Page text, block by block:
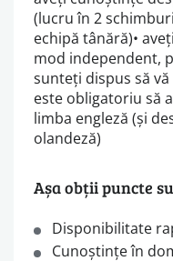
(lucru în 2
echipă tânără)•
mod independent,
sunteți dispus să
este obligatoriu să
limba engleză (și
olandeză)
Așa obții puncte
Disponibilitate
Cunoştințe în